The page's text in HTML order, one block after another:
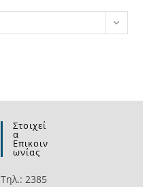
Στοιχεί
Α
Επικοιν
Ωνίας
Τηλ.: 2385